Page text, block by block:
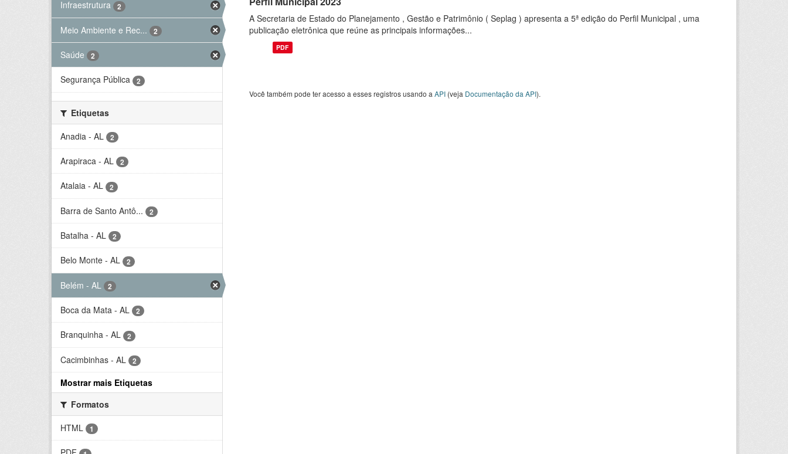
Infraestrutura 2
Meio Ambiente e Rec... 2
Saúde 2
Segurança Pública 2
Etiquetas
Anadia - AL
2
Arapiraca - AL 2
Atalaia - AL 2
Barra de Santo Antô... 2
Batalha - AL 2
Belo Monte - AL 2
Belém - AL 2
Boca da Mata - AL 2
Branquinha - AL 2
Cacimbinhas - AL 2
Mostrar mais Etiquetas
Formatos
HTML
1
A Secretaria de Estado do Planejamento , Gestão e Patrimônio ( Seplag ) apresenta a 5ª edição do Perfil Municipal , uma
publicação eletrônica que reúne as principais informações...
PDF
Você também pode ter acesso a esses registros usando a API (veja Documentação da API).